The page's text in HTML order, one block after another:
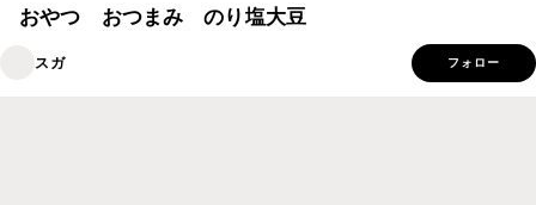
おやつ おつまみ のり塩大豆
スガ フォロー